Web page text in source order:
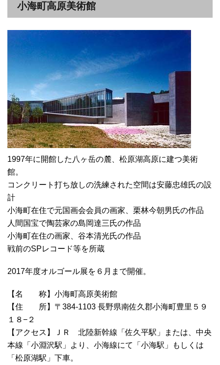
小海町高原美術館
1997年に開館した八ヶ岳の麓、松原湖高原に建つ美術
館。
コンクリート打ち放しの洗練された空間は安藤忠雄氏の設
計
小海町在住で元国画会会員の画家、栗林今朝男氏の作品
人間国宝で陶芸家の島岡達三氏の作品
小海町在住の画家、谷本清光氏の作品
戦前のSPレコード等を所蔵
2017年度オルゴール展を６月まで開催。
【名 称】小海町高原美術館
【住 所】〒384-1103 長野県南佐久郡小海町豊里５９
１８−２
【アクセス】ＪＲ 北陸新幹線「佐久平駅」または、中央
本線「小淵沢駅」より、小海線にて「小海駅」もしくは
「松原湖駅」下車。